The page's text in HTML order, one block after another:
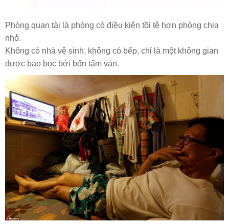
Phòng quan tài là phòng có điều kiện tồi tệ hơn phòng chia
nhỏ.
Không có nhà vệ sinh, không có bếp, chỉ là một không gian
được bao bọc bởi bốn tấm ván.